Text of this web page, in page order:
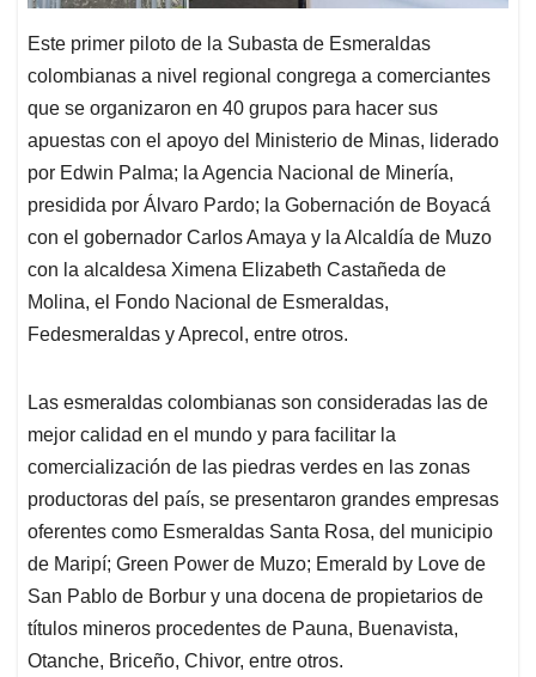
Este primer piloto de la Subasta de Esmeraldas
colombianas a nivel regional congrega a comerciantes
que se organizaron en 40 grupos para hacer sus
apuestas con el apoyo del Ministerio de Minas, liderado
por Edwin Palma; la Agencia Nacional de Minería,
presidida por Álvaro Pardo; la Gobernación de Boyacá
con el gobernador Carlos Amaya y la Alcaldía de Muzo
con la alcaldesa Ximena Elizabeth Castañeda de
Molina, el Fondo Nacional de Esmeraldas,
Fedesmeraldas y Aprecol, entre otros.
Las esmeraldas colombianas son consideradas las de
mejor calidad en el mundo y para facilitar la
comercialización de las piedras verdes en las zonas
productoras del país, se presentaron grandes empresas
oferentes como Esmeraldas Santa Rosa, del municipio
de Maripí; Green Power de Muzo; Emerald by Love de
San Pablo de Borbur y una docena de propietarios de
títulos mineros procedentes de Pauna, Buenavista,
Otanche, Briceño, Chivor, entre otros.